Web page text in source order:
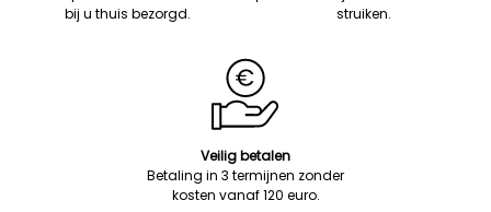
bij u thuis bezorgd.
struiken.
Veilig betalen
Betaling in 3 termijnen zonder
kosten vanaf 120 euro.